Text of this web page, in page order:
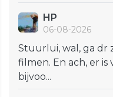
HP
06-08-2026
Stuurlui, wal, ga dr
filmen. En ach, er
bijvoo...